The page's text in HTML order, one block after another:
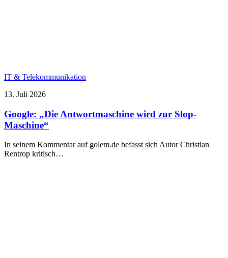
IT & Telekommunikation
13. Juli 2026
Google: „Die Antwortmaschine wird zur Slop-
Maschine“
In seinem Kommentar auf golem.de befasst sich Autor Christian
Rentrop kritisch…